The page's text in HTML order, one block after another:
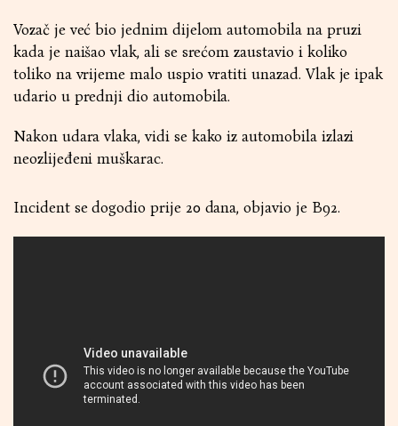
Vozač je već bio jednim dijelom automobila na pruzi
kada je naišao vlak, ali se srećom zaustavio i koliko
toliko na vrijeme malo uspio vratiti unazad. Vlak je ipak
udario u prednji dio automobila.
Nakon udara vlaka, vidi se kako iz automobila izlazi
neozlijeđeni muškarac.
Incident se dogodio prije 20 dana, objavio je B92.